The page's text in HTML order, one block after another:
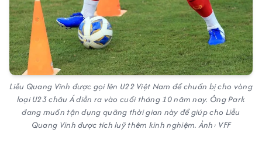
Liễu Quang Vinh được gọi lên U22 Việt Nam để chuẩn bị cho vòng
loại U23 châu Á diễn ra vào cuối tháng 10 năm nay. Ông Park
đang muốn tận dụng quãng thời gian này để giúp cho Liễu
Quang Vinh được tích luỹ thêm kinh nghiệm. Ảnh: VFF